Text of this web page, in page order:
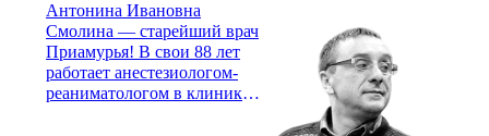
Антонина Ивановна
Смолина — старейший врач
Приамурья! В свои 88 лет
работает анестезиологом-
реаниматологом в клинике